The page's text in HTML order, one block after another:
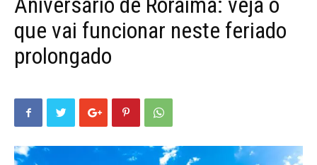
que vai funcionar neste feriado
prolongado